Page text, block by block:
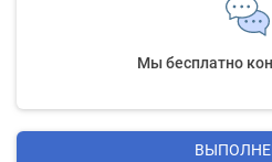
Мы бесплатно